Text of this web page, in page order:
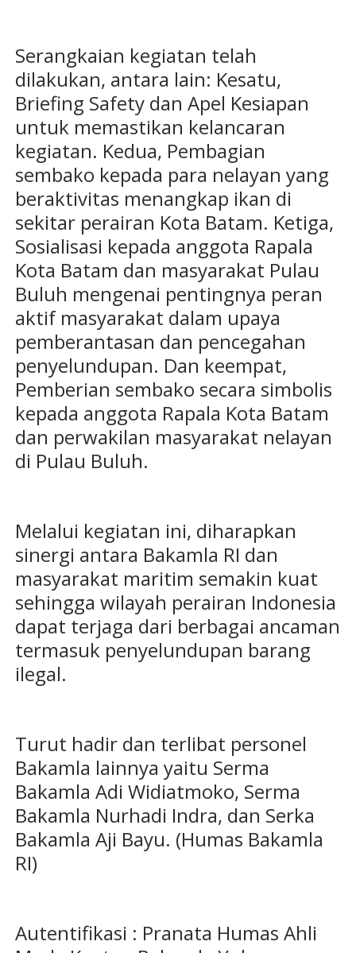
Serangkaian kegiatan telah
dilakukan, antara lain: Kesatu,
Briefing Safety dan Apel Kesiapan
untuk memastikan kelancaran
kegiatan. Kedua, Pembagian
sembako kepada para nelayan yang
beraktivitas menangkap ikan di
sekitar perairan Kota Batam. Ketiga,
Sosialisasi kepada anggota Rapala
Kota Batam dan masyarakat Pulau
Buluh mengenai pentingnya peran
aktif masyarakat dalam upaya
pemberantasan dan pencegahan
penyelundupan. Dan keempat,
Pemberian sembako secara simbolis
kepada anggota Rapala Kota Batam
dan perwakilan masyarakat nelayan
di Pulau Buluh.
Melalui kegiatan ini, diharapkan
sinergi antara Bakamla RI dan
masyarakat maritim semakin kuat
sehingga wilayah perairan Indonesia
dapat terjaga dari berbagai ancaman
termasuk penyelundupan barang
ilegal.
Turut hadir dan terlibat personel
Bakamla lainnya yaitu Serma
Bakamla Adi Widiatmoko, Serma
Bakamla Nurhadi Indra, dan Serka
Bakamla Aji Bayu. (Humas Bakamla
RI)
Autentifikasi : Pranata Humas Ahli